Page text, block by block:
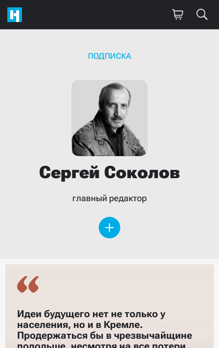
ПОДПИСКА
Сергей Соколов
главный редактор
Идеи будущего нет не только у
населения, но и в Кремле.
Продержаться бы в чрезвычайщине